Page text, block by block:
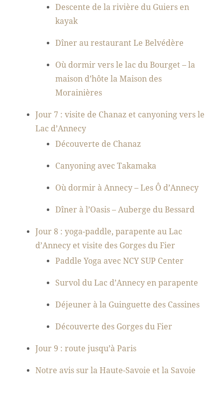
Descente de la rivière du Guiers en
kayak
Dîner au restaurant Le Belvédère
Où dormir vers le lac du Bourget – la
maison d’hôte la Maison des
Morainières
Jour 7 : visite de Chanaz et canyoning vers le
Lac d’Annecy
Découverte de Chanaz
Canyoning avec Takamaka
Où dormir à Annecy – Les Ô d’Annecy
Dîner à l’Oasis – Auberge du Bessard
Jour 8 : yoga-paddle, parapente au Lac
d’Annecy et visite des Gorges du Fier
Paddle Yoga avec NCY SUP Center
Survol du Lac d’Annecy en parapente
Déjeuner à la Guinguette des Cassines
Découverte des Gorges du Fier
Jour 9 : route jusqu’à Paris
Notre avis sur la Haute-Savoie et la Savoie